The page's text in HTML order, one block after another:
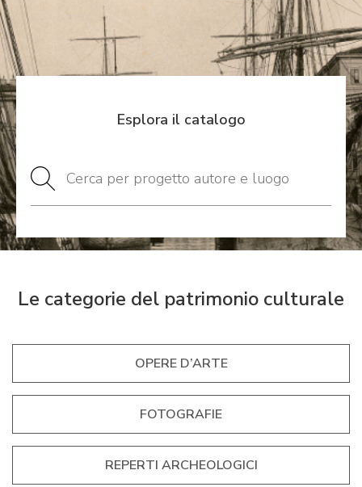
Esplora il catalogo
Le categorie del patrimonio culturale
OPERE D’ARTE
FOTOGRAFIE
REPERTI ARCHEOLOGICI